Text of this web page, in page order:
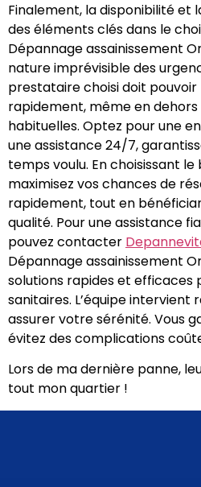
Finalement, la disponibilité
des éléments clés dans le
Dépannage assainissement
nature imprévisible des
prestataire choisi doit
rapidement, même en
habituelles. Optez pour une
une assistance 24/7,
temps voulu. En choisissant
maximisez vos chances de
rapidement, tout en
qualité. Pour une assistance
pouvez contacter
Dépannage assainissement
solutions rapides et efficaces
sanitaires. L’équipe
assurer votre sérénité. Vous
évitez des complications
Lors de ma dernière panne,
tout mon quartier !